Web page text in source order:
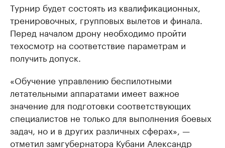
Турнир будет состоять из квалификационных,
тренировочных, групповых вылетов и финала.
Перед началом дрону необходимо пройти
техосмотр на соответствие параметрам и
получить допуск.
«Обучение управлению беспилотными
летательными аппаратами имеет важное
значение для подготовки соответствующих
специалистов не только для выполнения боевых
задач, но и в других различных сферах», —
отметил замгубернатора Кубани Александр